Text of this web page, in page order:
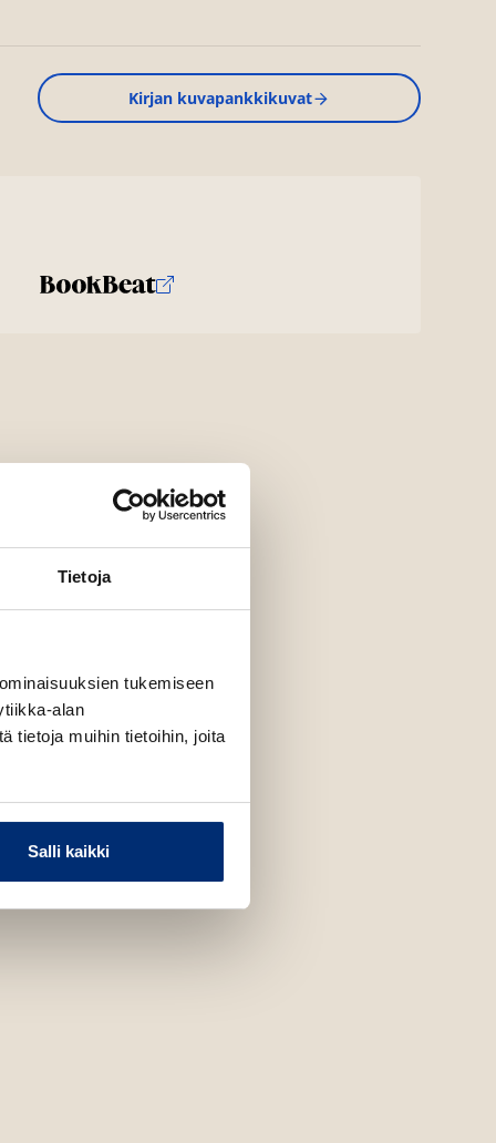
Tietoja
tukemiseen
alan
tietoja muihin tietoihin, joita
Salli kaikki
Kirjan kuvapankkikuvat